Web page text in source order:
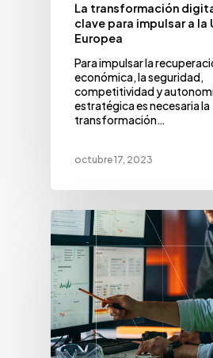
La transformación
clave para impulsar a la
Europea
Para impulsar la
económica, la seguridad,
competitividad y
estratégica es necesaria la
transformación…
octubre 17, 2023